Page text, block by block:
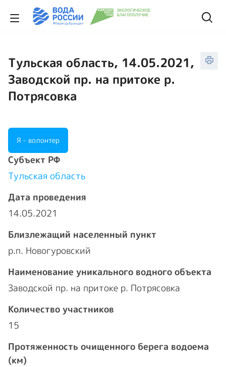
Тульская область, 14.05.2021,
Заводской пр. на притоке р.
Потрясовка
Я - волонтер
Cубъект РФ
Тульская область
Дата проведения
14.05.2021
Близлежащий населенный пункт
р.п. Новогуровский
Наименование уникального водного объекта
Заводской пр. на притоке р. Потрясовка
Количество участников
15
Протяженность очищенного берега водоема
(км)